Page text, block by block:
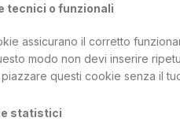
tecnici o funzionali
assicurano il corretto
modo non devi inserire
piazzare questi cookie senza il
statistici